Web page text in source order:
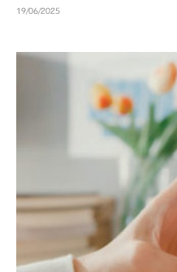
19/06/2025